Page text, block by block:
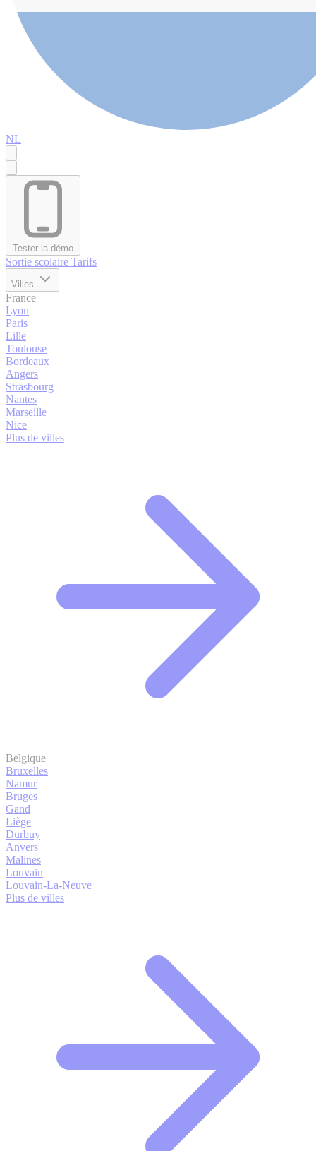
NL
Tester la démo
Sortie scolaire Tarifs
Villes
France
Lyon
Paris
Lille
Toulouse
Bordeaux
Angers
Strasbourg
Nantes
Marseille
Nice
Plus de villes
Belgique
Bruxelles
Namur
Bruges
Gand
Liège
Durbuy
Anvers
Malines
Louvain
Louvain-La-Neuve
Plus de villes